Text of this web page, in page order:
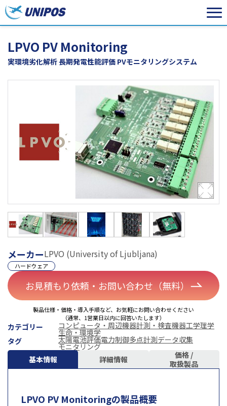
LPVO PV Monitoring
実環境劣化解析 長期発電性能評価 PVモニタリングシステム
メーカーLPVO (University of Ljubljana)
ハードウェア
お見積もり依頼・お問い合わせ（無料）
製品仕様・価格・導入手順など、お気軽にお問い合わせください
（通常、1営業日以内に回答いたします）
カテゴリー コンピュータ・周辺機器計測・検査機器工学理学
生命・環境学
タグ
太陽電池評価電力制御多点計測データ収集
モニタリング
基本情報
詳細情報
価格 /
取扱製品
LPVO PV Monitoringの製品概要